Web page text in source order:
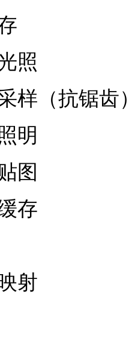
照
样（抗锯齿）
明
图
存
射